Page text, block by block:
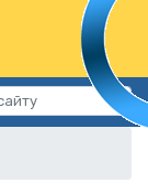
запчастей